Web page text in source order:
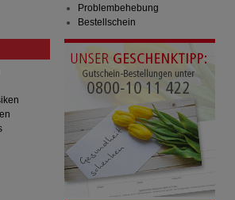
Problembehebung
Bestellschein